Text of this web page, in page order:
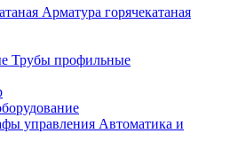
Арматура горячекатаная
Трубы профильные
Автоматика и